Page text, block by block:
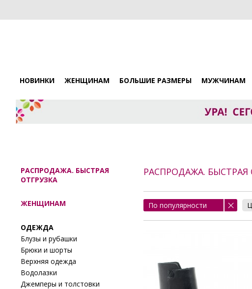
НОВИНКИ ЖЕНЩИНАМ БОЛЬШИЕ РАЗМЕРЫ МУЖЧИНАМ
РАСПРОДАЖА. БЫСТРАЯ
ОТГРУЗКА
ЖЕНЩИНАМ
ОДЕЖДА
Блузы и рубашки
Брюки и шорты
Верхняя одежда
Водолазки
Джемперы и толстовки
РАСПРОДАЖА. БЫСТРАЯ
По популярности